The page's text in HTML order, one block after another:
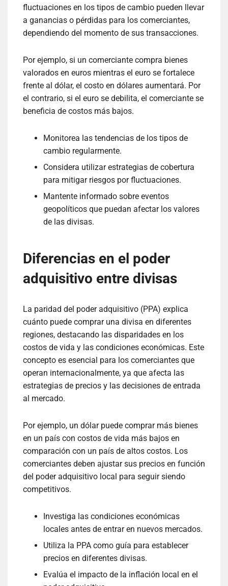
fluctuaciones en los tipos de cambio pueden llevar
a ganancias o pérdidas para los comerciantes,
dependiendo del momento de sus transacciones.
Por ejemplo, si un comerciante compra bienes
valorados en euros mientras el euro se fortalece
frente al dólar, el costo en dólares aumentará. Por
el contrario, si el euro se debilita, el comerciante se
beneficia de costos más bajos.
Monitorea las tendencias de los tipos de
cambio regularmente.
Considera utilizar estrategias de cobertura
para mitigar riesgos por fluctuaciones.
Mantente informado sobre eventos
geopolíticos que puedan afectar los valores
de las divisas.
Diferencias en el poder
adquisitivo entre divisas
La paridad del poder adquisitivo (PPA) explica
cuánto puede comprar una divisa en diferentes
regiones, destacando las disparidades en los
costos de vida y las condiciones económicas. Este
concepto es esencial para los comerciantes que
operan internacionalmente, ya que afecta las
estrategias de precios y las decisiones de entrada
al mercado.
Por ejemplo, un dólar puede comprar más bienes
en un país con costos de vida más bajos en
comparación con un país de altos costos. Los
comerciantes deben ajustar sus precios en función
del poder adquisitivo local para seguir siendo
competitivos.
Investiga las condiciones económicas
locales antes de entrar en nuevos mercados.
Utiliza la PPA como guía para establecer
precios en diferentes divisas.
Evalúa el impacto de la inflación local en el